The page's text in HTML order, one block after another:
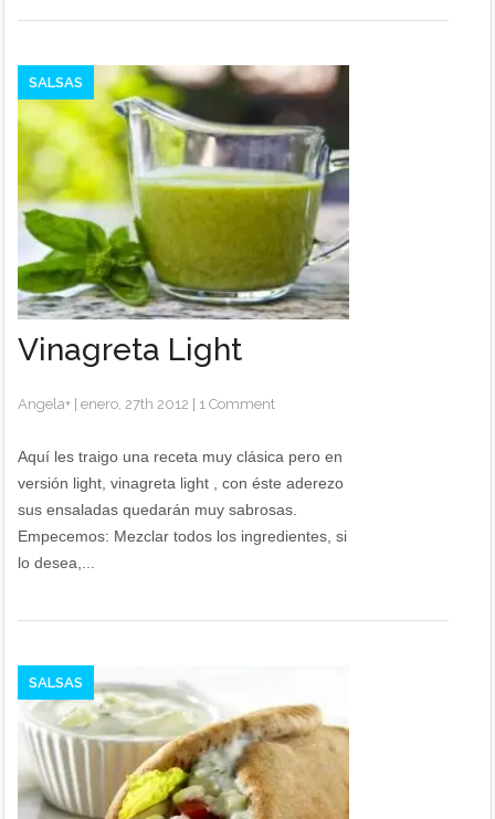
SALSAS
Vinagreta Light
Angela+ |enero, 27th 2012 1 Comment
Aquí les traigo una receta muy clásica pero en
versión light, vinagreta light , con éste aderezo
sus ensaladas quedarán muy sabrosas.
Empecemos: Mezclar todos los ingredientes, si
lo desea,...
SALSAS